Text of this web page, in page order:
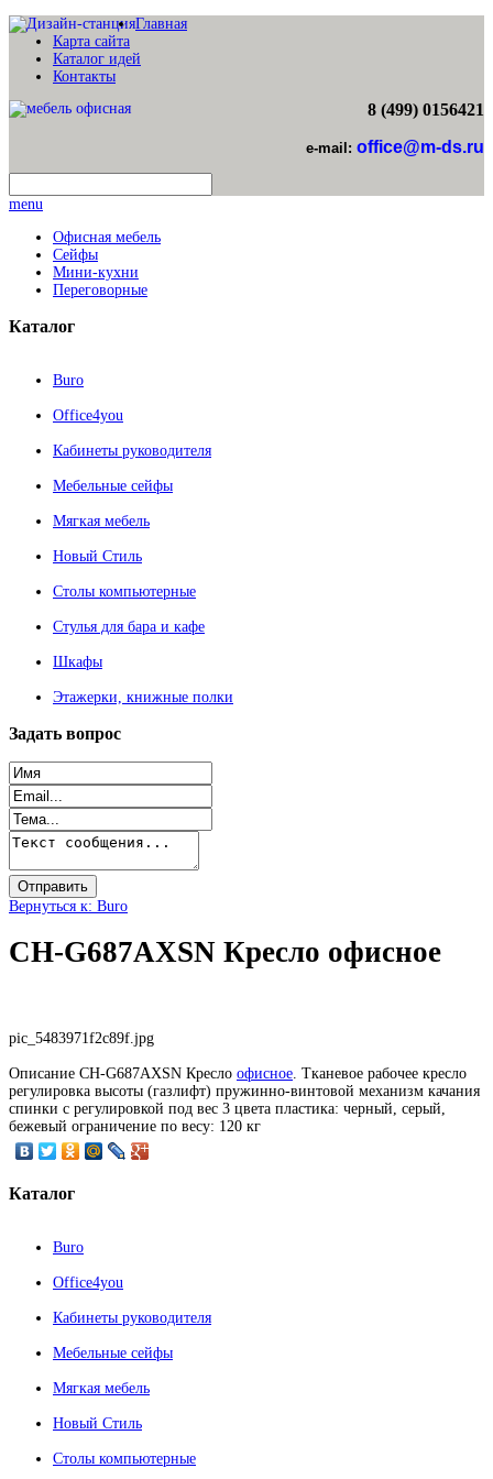
Главная
Карта сайта
Каталог идей
Контакты
8 (499) 0156421
e-mail: office@m-ds.ru
menu
Офисная мебель
Сейфы
Мини-кухни
Переговорные
Каталог
Buro
Office4you
Кабинеты руководителя
Мебельные сейфы
Мягкая мебель
Новый Стиль
Столы компьютерные
Стулья для бара и кафе
Шкафы
Этажерки, книжные полки
Задать вопрос
Вернуться к: Buro
CH-G687AXSN Кресло офисное
pic_5483971f2c89f.jpg
Описание CH-G687AXSN Кресло офисное. Тканевое рабочее кресло
регулировка высоты (газлифт) пружинно-винтовой механизм качания
спинки с регулировкой под вес 3 цвета пластика: черный, серый,
бежевый ограничение по весу: 120 кг
Каталог
Buro
Office4you
Кабинеты руководителя
Мебельные сейфы
Мягкая мебель
Новый Стиль
Столы компьютерные